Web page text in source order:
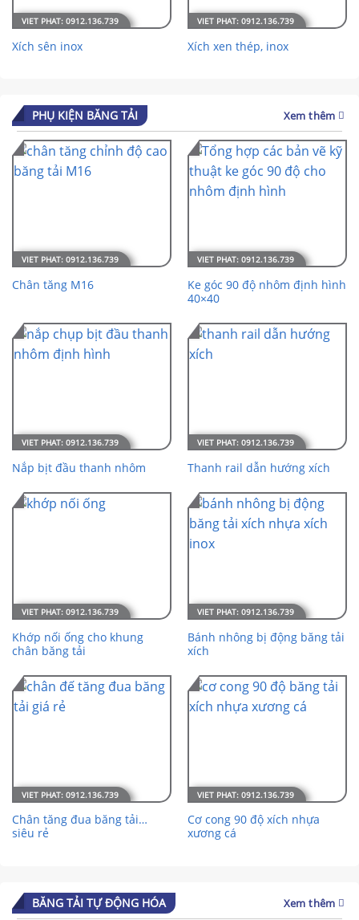
Xích sên inox Xích xen thép, inox
PHỤ KIỆN BĂNG TẢI Xem thêm
Chân tăng M16
Ke góc 90 độ nhôm định hình
40×40
Nắp bịt đầu thanh nhôm Thanh rail dẫn hướng xích
Khớp nối ống cho khung
chân băng tải
Bánh nhông bị động băng tải
xích
Chân tăng đua băng tải…
siêu rẻ
Cơ cong 90 độ xích nhựa
xương cá
BĂNG TẢI TỰ ĐỘNG HÓA Xem thêm